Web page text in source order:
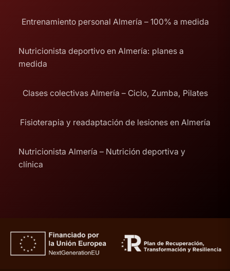
Entrenamiento personal Almería – 100% a medida
Nutricionista deportivo en Almería: planes a
medida
Clases colectivas Almería – Ciclo, Zumba, Pilates
Fisioterapia y readaptación de lesiones en Almería
Nutricionista Almería – Nutrición deportiva y
clínica